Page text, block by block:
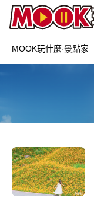
MOOK玩什麼‧景點家